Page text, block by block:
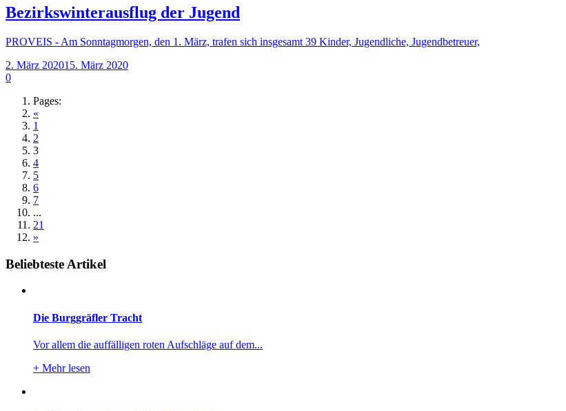
Bezirkswinterausflug der Jugend
PROVEIS - Am Sonntagmorgen, den 1. März, trafen sich insgesamt 39 Kinder, Jugendliche, Jugendbetreuer,
2. März 202015. März 2020
0
Pages:
«
1
2
3
4
5
6
7
...
21
»
Beliebteste Artikel
Die Burggräfler Tracht
Vor allem die auffälligen roten Aufschläge auf dem...
+ Mehr lesen